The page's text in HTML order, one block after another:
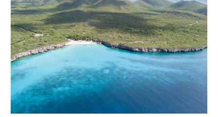
entdecke
deine
Liebe
zur
Kunst
auf
Curaçao